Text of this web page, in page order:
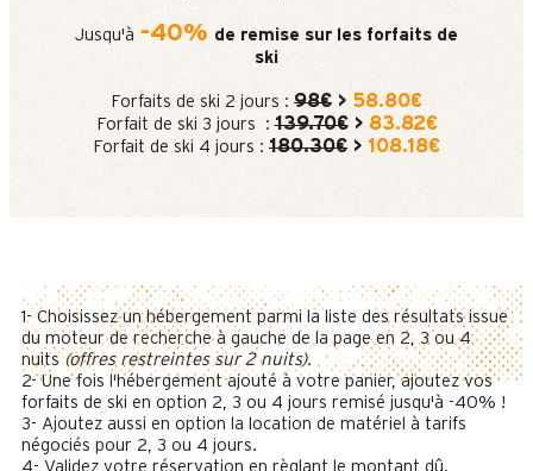
Jusqu'à -40% de remise sur les forfaits de
ski
Forfaits de ski 2 jours : 98€ > 58.80€
Forfait de ski 3 jours : 139.70€> 83.82€
Forfait de ski 4 jours : 180.30€ > 108.18€
1- Choisissez un hébergement parmi la liste des résultats issue
du moteur de recherche à gauche de la page en 2, 3 ou 4
nuits(offres restreintes sur 2 nuits).
2- Une fois l'hébergement ajouté à votre panier, ajoutez vos
forfaits de ski en option 2, 3 ou 4 jours remisé jusqu'à -40% !
3- Ajoutez aussi en option la location de matériel à tarifs
négociés pour 2, 3 ou 4 jours.
4- Validez votre réservation en règlant le montant dû.